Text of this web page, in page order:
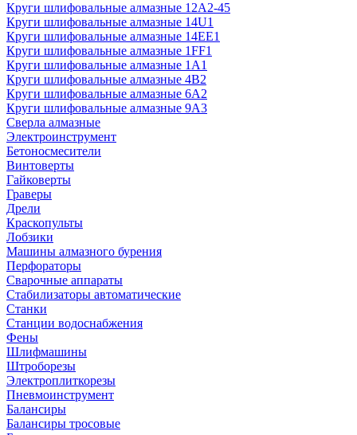
Круги шлифовальные алмазные 12А2-45
Круги шлифовальные алмазные 14U1
Круги шлифовальные алмазные 14ЕЕ1
Круги шлифовальные алмазные 1FF1
Круги шлифовальные алмазные 1А1
Круги шлифовальные алмазные 4В2
Круги шлифовальные алмазные 6A2
Круги шлифовальные алмазные 9А3
Сверла алмазные
Электроинструмент
Бетоносмесители
Винтоверты
Гайковерты
Граверы
Дрели
Краскопульты
Лобзики
Машины алмазного бурения
Перфораторы
Сварочные аппараты
Стабилизаторы автоматические
Станки
Станции водоснабжения
Фены
Шлифмашины
Штроборезы
Электроплиткорезы
Пневмоинструмент
Балансиры
Балансиры тросовые